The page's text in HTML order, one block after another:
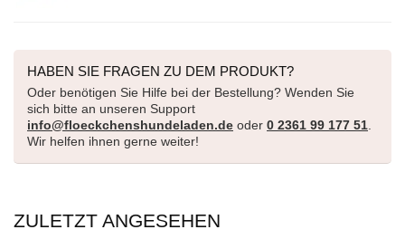
HABEN SIE FRAGEN ZU DEM PRODUKT?
Oder benötigen Sie Hilfe bei der Bestellung? Wenden Sie
sich bitte an unseren Support
info@floeckchenshundeladen.de oder 0 2361 99 177 51.
Wir helfen ihnen gerne weiter!
ZULETZT ANGESEHEN